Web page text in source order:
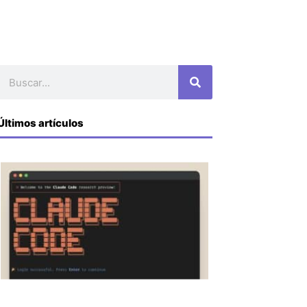
artículos